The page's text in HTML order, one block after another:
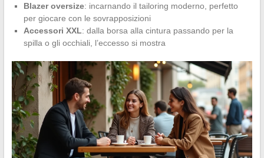
Blazer oversize: incarnando il tailoring moderno, perfetto
per giocare con le sovrapposizioni
Accessori XXL: dalla borsa alla cintura passando per la
spilla o gli occhiali, l’eccesso si mostra